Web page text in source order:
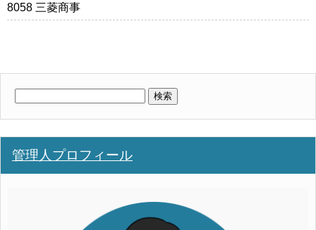
8058 三菱商事
管理人プロフィール